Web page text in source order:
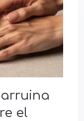
arruina
el